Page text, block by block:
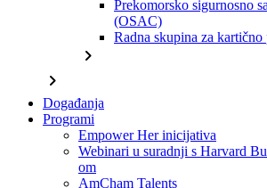
Prekomorsko sigurnosno
(OSAC)
Radna skupina za kartično
chevron_right
chevron_right
Događanja
Programi
Empower Her inicijativa
Webinari u suradnji s Harvard
om
AmCham Talents